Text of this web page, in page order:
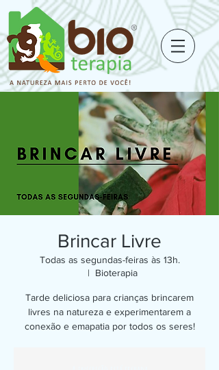
Brincar Livre
Todas as segundas-feiras às 13h.
  |
Bioterapia
Tarde deliciosa para crianças brincarem
livres na natureza e experimentarem a
conexão e emapatia por todos os seres!